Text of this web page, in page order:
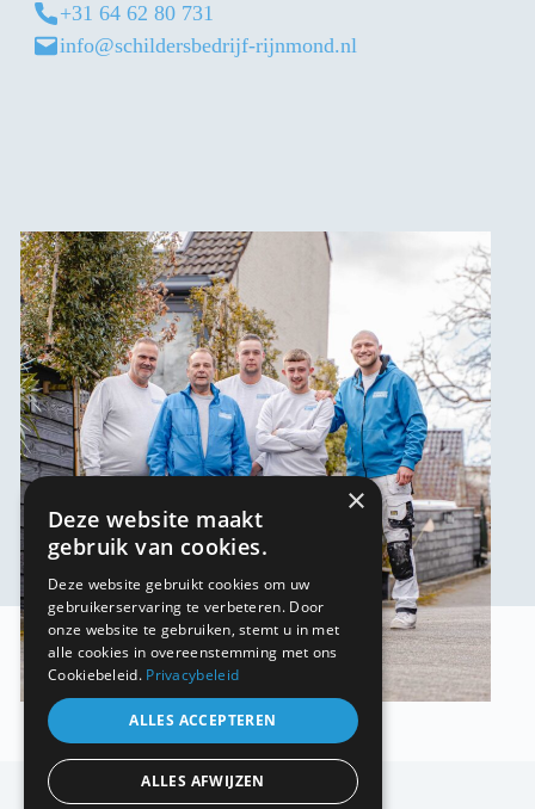
+31 64 62 80 731
info@schildersbedrijf-rijnmond.nl
Schildersbedrijf Rijnmond BV
Weg en Land 33 F
×
Deze website maakt
gebruik van cookies.
Deze website gebruikt cookies om uw
gebruikerservaring te verbeteren. Door
onze website te gebruiken, stemt u in met
alle cookies in overeenstemming met ons
Cookiebeleid. Privacybeleid
ALLES ACCEPTEREN
ALLES AFWIJZEN